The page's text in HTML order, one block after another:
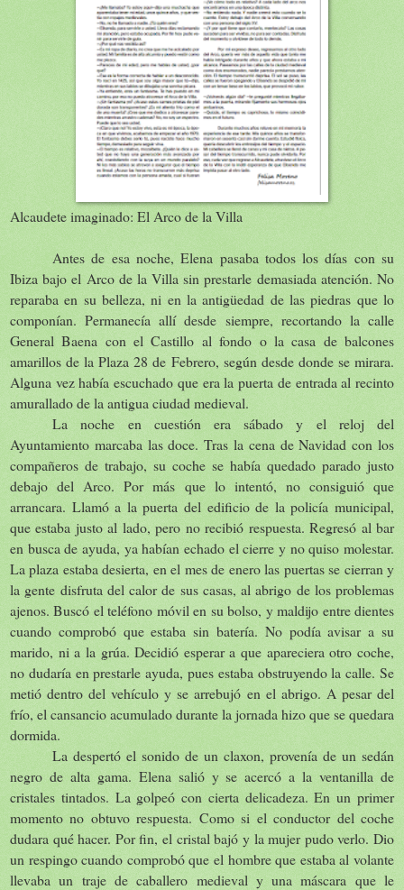
Alcaudete imaginado: El Arco dela Villa
Antes de esa noche, Elena pasaba todos los días con su
Ibiza bajo el Arco de la Villa sin prestarle demasiada atención. No
reparaba en su belleza, ni en la antigüedad de las piedras que lo
componían. Permanecía allí desde siempre, recortando la calle
General Baena con el Castillo al fondo o la casa de balcones
amarillos dela Plaza 28 de Febrero, según desde donde se mirara.
Alguna vez había escuchado que era la puerta de entrada al recinto
amurallado de la antigua ciudad medieval.
La noche en cuestión era sábado y el reloj del
Ayuntamiento marcaba las doce. Tras la cena de Navidad con los
compañeros de trabajo, su coche se había quedado parado justo
debajo del Arco. Por más que lo intentó, no consiguió que
arrancara. Llamó a la puerta del edificio de la policía municipal,
que estaba justo al lado, pero no recibió respuesta. Regresó al bar
en busca de ayuda, ya habían echado el cierre y no quiso molestar.
La plaza estaba desierta, en el mes de enero las puertas se cierran y
la gente disfruta del calor de sus casas, al abrigo de los problemas
ajenos. Buscó el teléfono móvil en su bolso, y maldijo entre dientes
cuando comprobó que estaba sin batería. No podía avisar a su
marido, ni a la grúa. Decidió esperar a que apareciera otro coche,
no dudaría en prestarle ayuda, pues estaba obstruyendo la calle. Se
metió dentro del vehículo y se arrebujó en el abrigo. A pesar del
frío, el cansancio acumulado durante la jornada hizo que se quedara
dormida.
La despertó el sonido de un claxon, provenía de un sedán
negro de alta gama. Elena salió y se acercó a la ventanilla de
cristales tintados. La golpeó con cierta delicadeza. En un primer
momento no obtuvo respuesta. Como si el conductor del coche
dudara qué hacer. Por fin, el cristal bajó y la mujer pudo verlo. Dio
un respingo cuando comprobó que el hombre que estaba al volante
llevaba un traje de caballero medieval y una máscara que le